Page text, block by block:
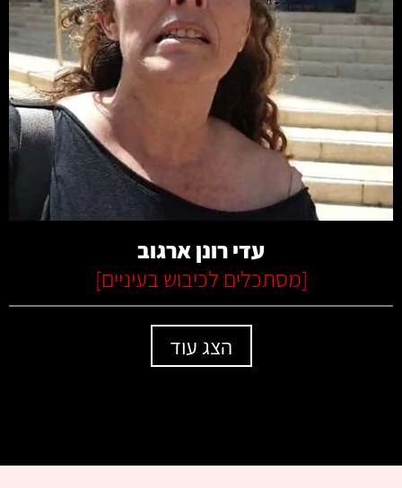
קרא עוד
עדי רונן ארגוב
[מסתכלים לכיבוש בעיניים]
הצג עוד